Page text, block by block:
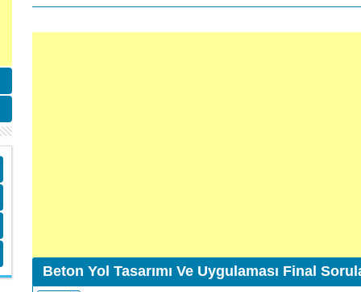
Beton Yol Tasarımı Ve Uygulaması Final